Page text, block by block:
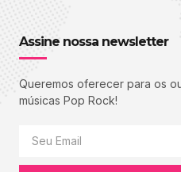
Assine nossa newsletter
Queremos oferecer para os
músicas Pop Rock!